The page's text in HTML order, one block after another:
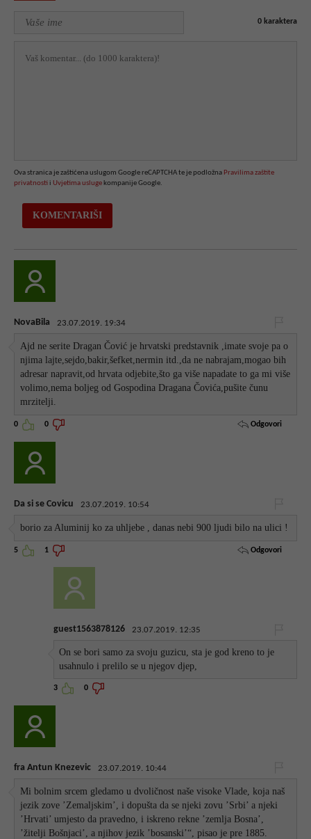
0 karaktera
Ova stranica je zaštićena uslugom Google reCAPTCHA te je podložna Pravilima zaštite
privatnosti i Uvjetima usluge kompanije Google.
NovaBila 23.07.2019. 19:34
Ajd ne serite Dragan Čović je hrvatski predstavnik ,imate svoje pa o
njima lajte,sejdo,bakir,šefket,nermin itd.,da ne nabrajam,mogao bih
adresar napravit,od hrvata odjebite,što ga više napadate to ga mi više
volimo,nema boljeg od Gospodina Dragana Čovića,pušite čunu
mrzitelji.
0 0 Odgovori
Da si se Covicu 23.07.2019. 10:54
borio za Aluminij ko za uhljebe , danas nebi 900 ljudi bilo na ulici !
5 1 Odgovori
guest1563878126 23.07.2019. 12:35
On se bori samo za svoju guzicu, sta je god kreno to je
usahnulo i prelilo se u njegov djep,
3 0
fra Antun Knezevic 23.07.2019. 10:44
Mi bolnim srcem gledamo u dvoličnost naše visoke Vlade, koja naš
jezik zove ’Zemaljskim’, i dopušta da se njeki zovu ’Srbi’ a njeki
’Hrvati’ umjesto da pravedno, i iskreno rekne ’zemlja Bosna’,
’žitelji Bošnjaci’, a njihov jezik ’bosanski’“, pisao je pre 1885.